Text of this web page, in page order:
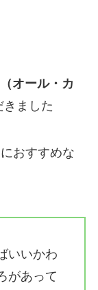
（オール・カ
きました
おすすめな
いいかわ
があって